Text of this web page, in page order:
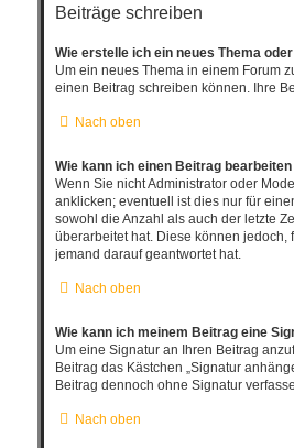
Beiträge schreiben
Wie erstelle ich ein neues Thema
Um ein neues Thema in einem Forum
einen Beitrag schreiben können. Ihre
Nach oben
Wie kann ich einen Beitrag
Wenn Sie nicht Administrator oder
anklicken; eventuell ist dies nur für
sowohl die Anzahl als auch der letzte
überarbeitet hat. Diese können jedoch,
jemand darauf geantwortet hat.
Nach oben
Wie kann ich meinem Beitrag eine
Um eine Signatur an Ihren Beitrag
Beitrag das Kästchen „Signatur
Beitrag dennoch ohne Signatur
Nach oben